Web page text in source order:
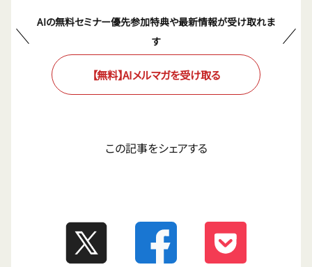
AIの無料セミナー優先参加特典や最新情報が受け取れま
す
【無料】AIメルマガを受け取る
この記事をシェアする